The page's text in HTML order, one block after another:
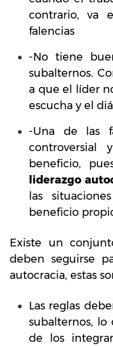
contrario, va
falencias
-No tiene
subalternos.
a que el líder
escucha y el
-Una de las
beneficio,
liderazgo
las
beneficio
Existe un
deben seguirse
autocracia, estas
Las reglas
subalternos,
de los